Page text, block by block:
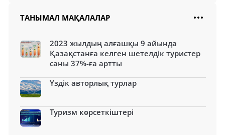
ТАНЫМАЛ МАҚАЛАЛАР
2023 жылдың алғашқы 9 айында
Қазақстанға келген шетелдік туристер
саны 37%-ға артты
Үздік авторлық турлар
Туризм көрсеткіштері